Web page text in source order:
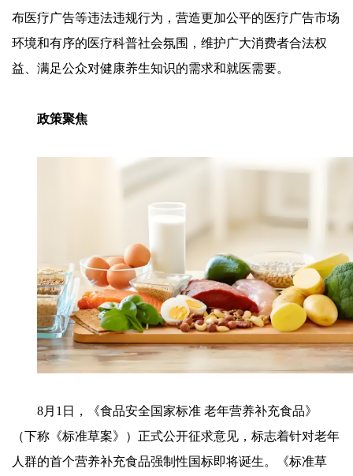
布医疗广告等违法违规行为，营造更加公平的医疗广告市场
环境和有序的医疗科普社会氛围，维护广大消费者合法权
益、满足公众对健康养生知识的需求和就医需要。
政策聚焦
8月1日，《食品安全国家标准 老年营养补充食品》
（下称《标准草案》）正式公开征求意见，标志着针对老年
人群的首个营养补充食品强制性国标即将诞生。《标准草